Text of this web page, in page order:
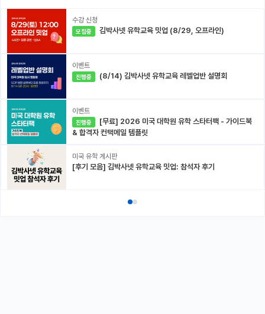
수강 신청
모집중 김박사넷 유학교육 밋업 (8/29, 오프라인)
이벤트
진행중 (8/14) 김박사넷 유학교육 레벨업반 설명회
이벤트
진행중
& 합격자 컨택메일 템플릿
미국 유학 게시판
[후기 모음] 김박사넷 유학교육 밋업: 참석자 후기